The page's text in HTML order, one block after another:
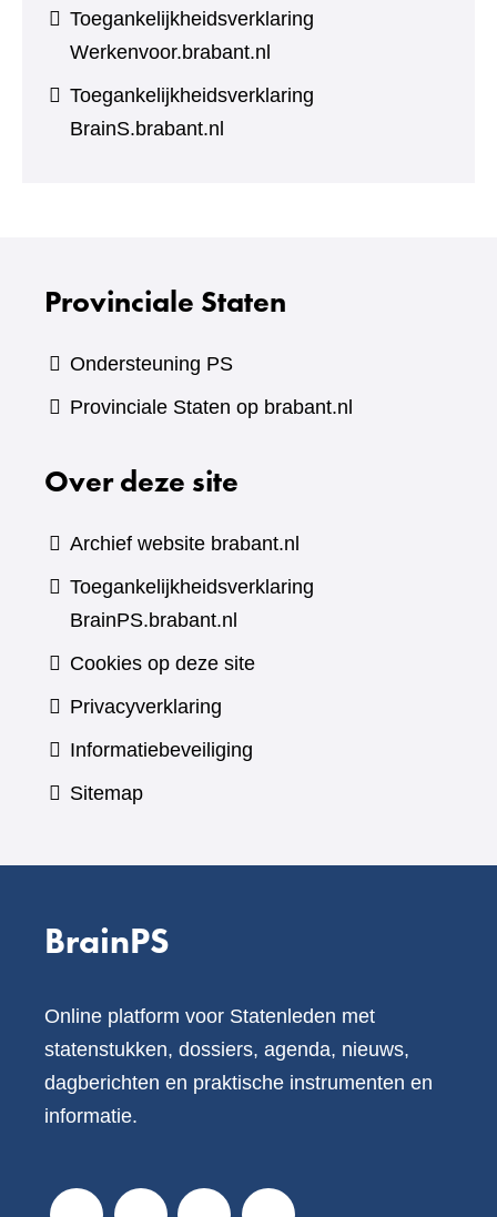
Toegankelijkheidsverklaring
Werkenvoor.brabant.nl
Toegankelijkheidsverklaring
BrainS.brabant.nl
Provinciale Staten
Ondersteuning PS
Provinciale Staten op brabant.nl
Over deze site
Archief website brabant.nl
Toegankelijkheidsverklaring
BrainPS.brabant.nl
Cookies op deze site
Privacyverklaring
Informatiebeveiliging
Sitemap
BrainPS
Online platform voor Statenleden met
statenstukken, dossiers, agenda, nieuws,
dagberichten en praktische instrumenten en
informatie.